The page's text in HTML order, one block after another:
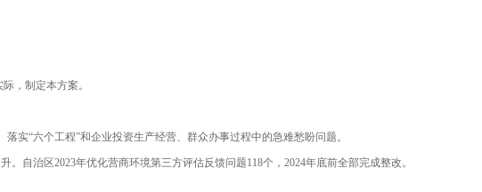
，制定本方案。
“六个工程”和企业投资生产经营、群众办事过程中的急难愁盼问题。
自治区2023年优化营商环境第三方评估反馈问题118个，2024年底前全部完成整改。